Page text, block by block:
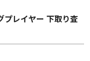
プレイヤー 下取り査